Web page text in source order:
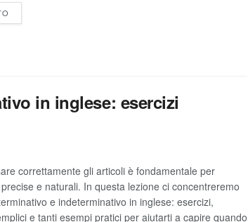
in inglese: esercizi
correttamente gli articoli è fondamentale per
e naturali. In questa lezione ci concentreremo
e indeterminativo in inglese: esercizi,
e tanti esempi pratici per aiutarti a capire quando